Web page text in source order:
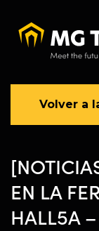
main
Volver a
EN LA
HALL5A